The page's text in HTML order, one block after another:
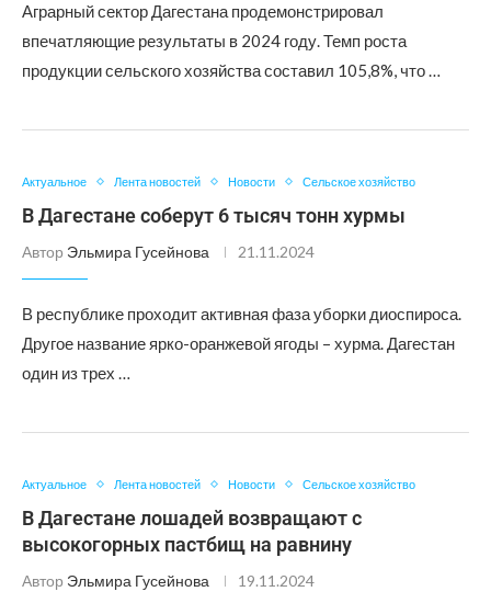
Аграрный сектор Дагестана продемонстрировал
впечатляющие результаты в 2024 году. Темп роста
продукции сельского хозяйства составил 105,8%, что …
Актуальное Лента новостей Новости Сельское хозяйство
В Дагестане соберут 6 тысяч тонн хурмы
Автор Эльмира Гусейнова 21.11.2024
В республике проходит активная фаза уборки диоспироса.
Другое название ярко-оранжевой ягоды – хурма. Дагестан
один из трех …
Актуальное Лента новостей Новости Сельское хозяйство
В Дагестане лошадей возвращают с
высокогорных пастбищ на равнину
Автор Эльмира Гусейнова 19.11.2024